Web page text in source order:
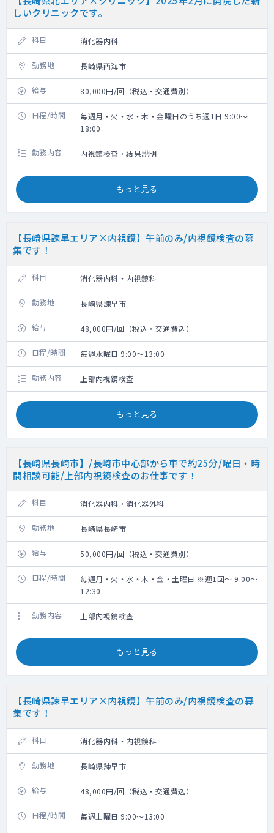
しいクリニックです。
科目 消化器内科
勤務地 長崎県西海市
給与 80,000円/回（税込・交通費別）
日程/時間
毎週月・火・水・木・金曜日のうち週1日 9:00～
18:00
勤務内容 内視鏡検査・結果説明
もっと見る
【長崎県諫早エリア×内視鏡】午前のみ/内視鏡検査の募
集です！
科目 消化器内科・内視鏡科
勤務地 長崎県諫早市
給与 48,000円/回（税込・交通費込）
日程/時間 毎週水曜日 9:00～13:00
勤務内容 上部内視鏡検査
もっと見る
【長崎県長崎市】/長崎市中心部から車で約25分/曜日・時
間相談可能/上部内視鏡検査のお仕事です！
科目 消化器内科・消化器外科
勤務地 長崎県長崎市
給与 50,000円/回（税込・交通費別）
日程/時間
毎週月・火・水・木・金・土曜日 ※週1回～ 9:00～
12:30
勤務内容 上部内視鏡検査
もっと見る
【長崎県諫早エリア×内視鏡】午前のみ/内視鏡検査の募
集です！
科目 消化器内科・内視鏡科
勤務地 長崎県諫早市
給与 48,000円/回（税込・交通費込）
日程/時間 毎週土曜日 9:00～13:00